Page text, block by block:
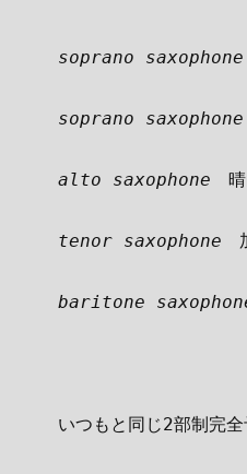
soprano saxophone
soprano saxophone
alto saxophone 晴
tenor saxophone
baritone
いつもと同じ2部制完